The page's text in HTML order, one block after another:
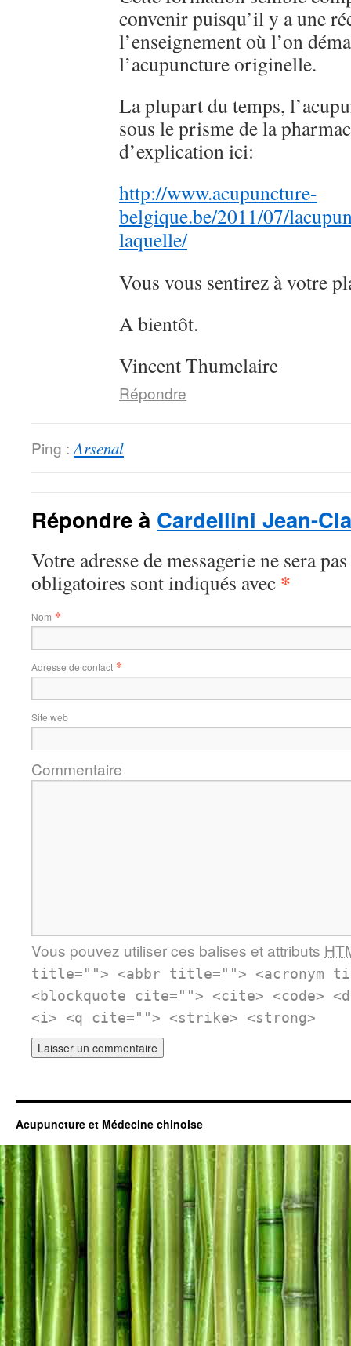
convenir puisqu’il y a une
l’enseignement où l’on
l’acupuncture originelle.
La plupart du temps,
sous le prisme de la
d’explication ici:
http://www.acupuncture-
belgique.be/2011/07/
laquelle/
Vous vous sentirez à votre
A bientôt.
Vincent Thumelaire
Répondre
Ping : Arsenal
Répondre à Cardellini Jean-
Votre adresse de messagerie ne sera
obligatoires sont indiqués avec *
Nom *
Adresse de contact *
Site web
Commentaire
Vous pouvez utiliser ces balises et attributs
title=""> <abbr title=""> <acronym
<blockquote cite=""> <cite> <code>
<i> <q cite=""> <strike> <strong>
Acupuncture et Médecine chinoise